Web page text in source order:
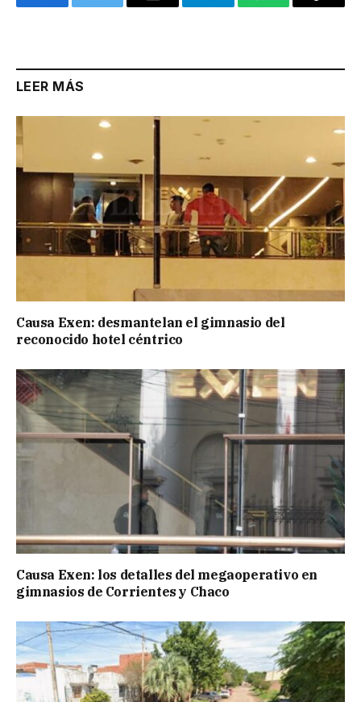
FacebookTwitter Email TelegramWhatsAppCopy
LEER MÁS
Causa Exen: desmantelan el gimnasio del
reconocido hotel céntrico
Causa Exen: los detalles del megaoperativo en
gimnasios de Corrientes y Chaco